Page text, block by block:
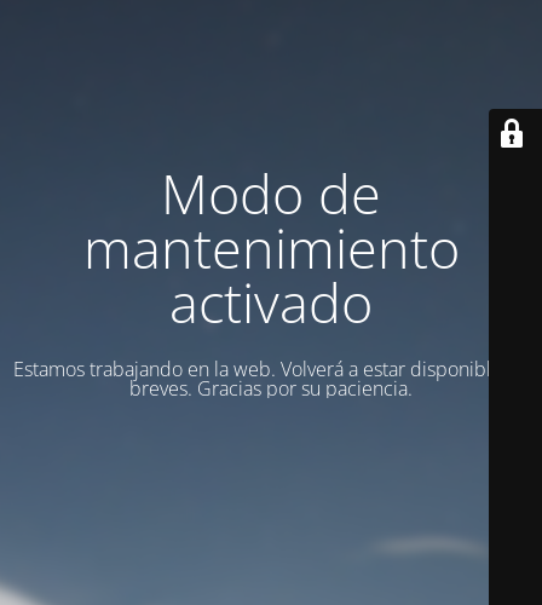
Modo de
mantenimiento
activado
Estamos trabajando en la web. Volverá a estar disponible en
breves. Gracias por su paciencia.